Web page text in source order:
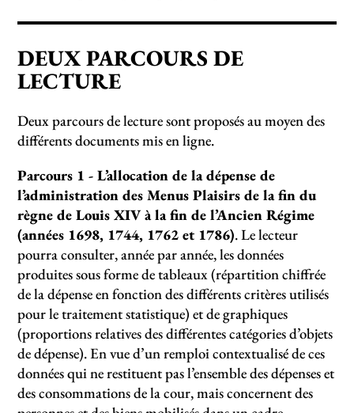
DEUX PARCOURS DE
LECTURE
Deux parcours de lecture sont proposés au moyen des
différents documents mis en ligne.
Parcours 1 - L’allocation de la dépense de
l’administration des Menus Plaisirs de la fin du
règne de Louis XIV à la fin de l’Ancien Régime
(années 1698, 1744, 1762 et 1786). Le lecteur
pourra consulter, année par année, les données
produites sous forme de tableaux (répartition chiffrée
de la dépense en fonction des différents critères utilisés
pour le traitement statistique) et de graphiques
(proportions relatives des différentes catégories d’objets
de dépense). En vue d’un remploi contextualisé de ces
données qui ne restituent pas l’ensemble des dépenses et
des consommations de la cour, mais concernent des